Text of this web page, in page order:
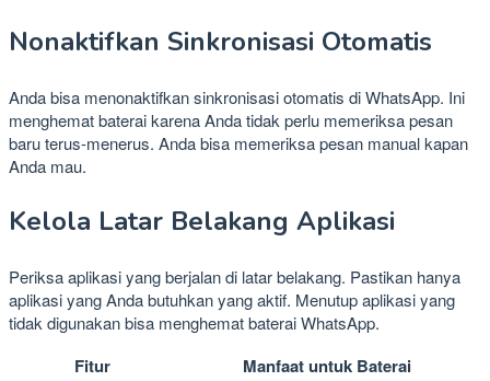
Nonaktifkan Sinkronisasi Otomatis
Anda bisa menonaktifkan sinkronisasi otomatis di WhatsApp. Ini
menghemat baterai karena Anda tidak perlu memeriksa pesan
baru terus-menerus. Anda bisa memeriksa pesan manual kapan
Anda mau.
Kelola Latar Belakang Aplikasi
Periksa aplikasi yang berjalan di latar belakang. Pastikan hanya
aplikasi yang Anda butuhkan yang aktif. Menutup aplikasi yang
tidak digunakan bisa menghemat baterai WhatsApp.
Fitur Manfaat untuk Baterai